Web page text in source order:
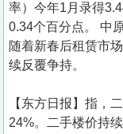
率）今年1月录得
0.34个百分点。 中
随着新春后租赁市
续反覆争持。
【东方日报】指，
24%。二手楼价持